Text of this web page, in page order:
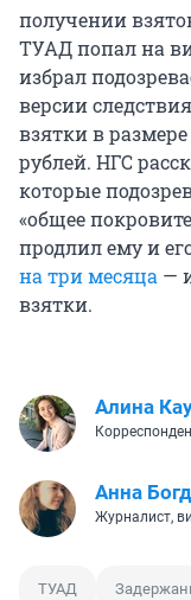
получении
ТУАД попал на
избрал
версии
взятки в
рублей. НГС
которые
«общее
продлил ему и
на три месяца —
взятки.
Алина
Анна
Журналист,
ТУАД